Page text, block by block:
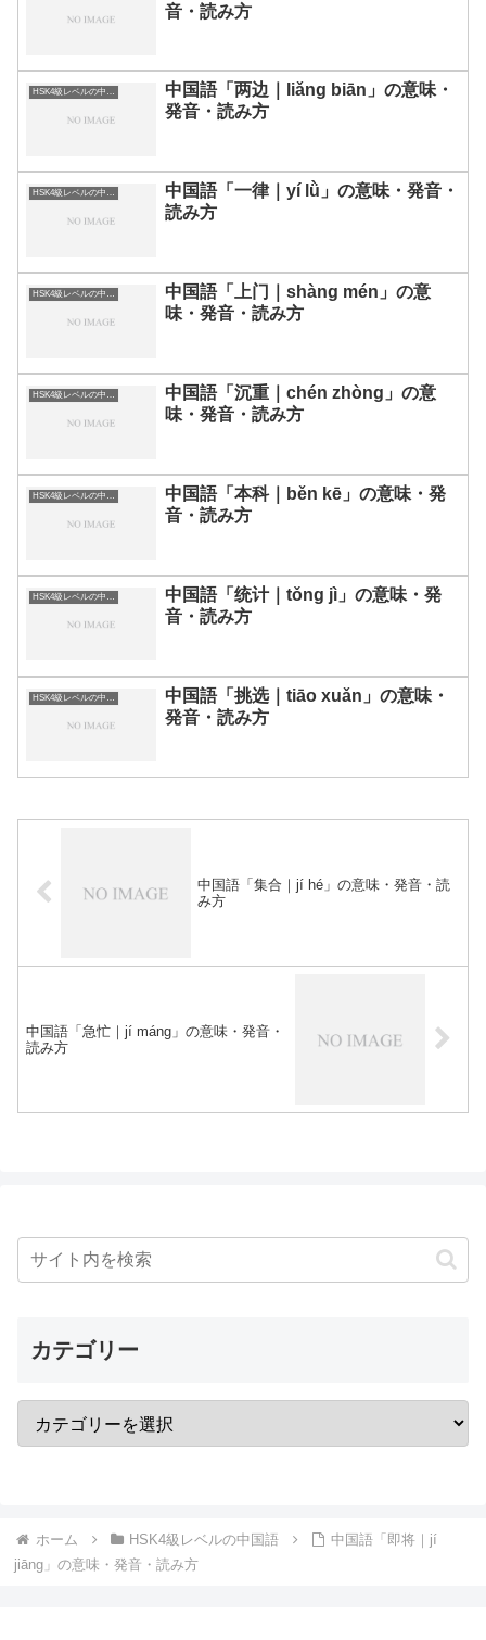
音・読み方
HSK4級レベルの中国語
中国語「两边｜liǎng biān」の意味・
発音・読み方
HSK4級レベルの中国語
中国語「一律｜yí lǜ」の意味・発音・
読み方
HSK4級レベルの中国語
中国語「上门｜shàng mén」の意
味・発音・読み方
HSK4級レベルの中国語
中国語「沉重｜chén zhòng」の意
味・発音・読み方
HSK4級レベルの中国語
中国語「本科｜běn kē」の意味・発
音・読み方
中国語「统计｜tǒng jì」の意味・発
音・読み方
中国語「挑选｜tiāo xuǎn」の意味・
発音・読み方
中国語「集合｜jí hé」の意味・発音・読
み方
中国語「急忙｜jí máng」の意味・発音・
読み方
カテゴリー
ホーム HSK4級レベルの中国語
中国語「即将｜jí
jiāng」の意味・発音・読み方